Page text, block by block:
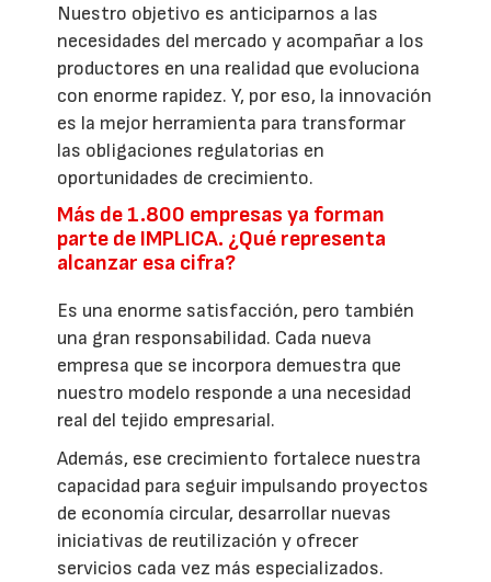
Nuestro objetivo es anticiparnos a las
necesidades del mercado y acompañar a los
productores en una realidad que evoluciona
con enorme rapidez. Y, por eso, la innovación
es la mejor herramienta para transformar
las obligaciones regulatorias en
oportunidades de crecimiento.
Más de 1.800 empresas ya forman
parte de IMPLICA. ¿Qué representa
alcanzar esa cifra?
Es una enorme satisfacción, pero también
una gran responsabilidad. Cada nueva
empresa que se incorpora demuestra que
nuestro modelo responde a una necesidad
real del tejido empresarial.
Además, ese crecimiento fortalece nuestra
capacidad para seguir impulsando proyectos
de economía circular, desarrollar nuevas
iniciativas de reutilización y ofrecer
servicios cada vez más especializados.